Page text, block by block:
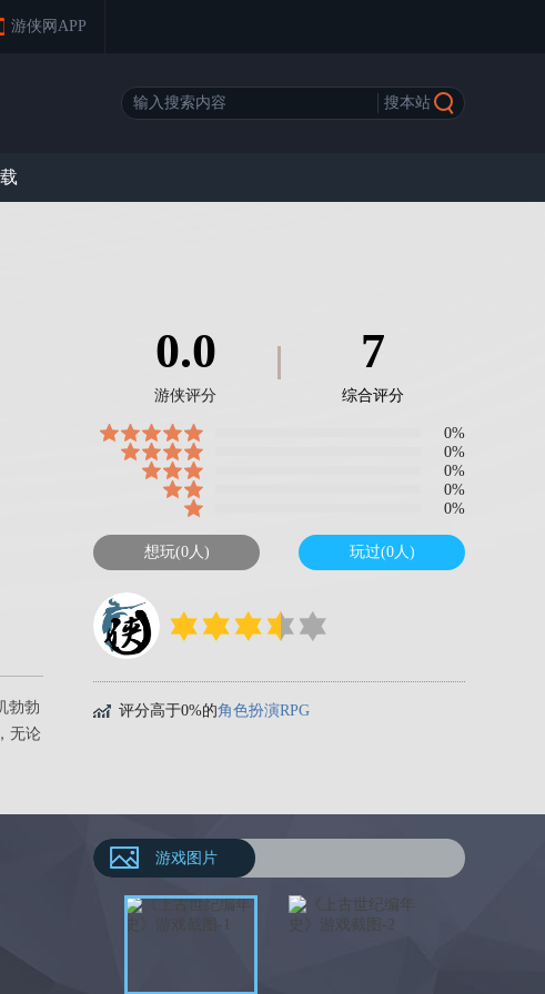
游侠网APP
勃勃
无论
0.0
游侠评分
7
综合评分
0%
0%
0%
0%
0%
想玩(0人) 玩过(0人)
评分高于0%的角色扮演RPG
游戏图片